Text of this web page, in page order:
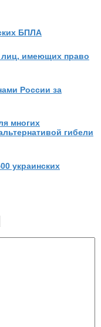
БПЛА
лиц, имеющих право
России за
многих
гибели
украинских